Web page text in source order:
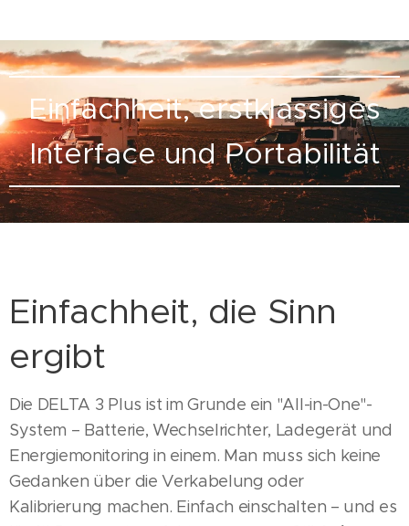
Einfachheit, erstklassiges
Interface und Portabilität
Einfachheit, die Sinn
ergibt
Die DELTA 3 Plus ist im Grunde ein "All-in-One"-
System – Batterie, Wechselrichter, Ladegerät und
Energiemonitoring in einem. Man muss sich keine
Gedanken über die Verkabelung oder
Kalibrierung machen. Einfach einschalten – und es